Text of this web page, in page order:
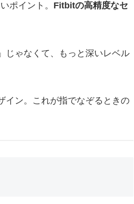
ポイント。 Fitbitの高精度なセ
ゃなくて、もっと深いレベル
イン。これが指でなぞるときの